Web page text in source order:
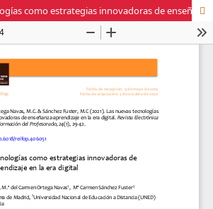
Las nuevas tecnologías como estrategias innovadoras de enseñanza-aprendizaje en la era digital